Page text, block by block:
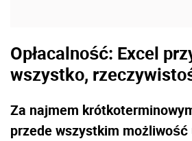
Opłacalność: Excel
wszystko,
Za najmem
przede wszystkim możliwość